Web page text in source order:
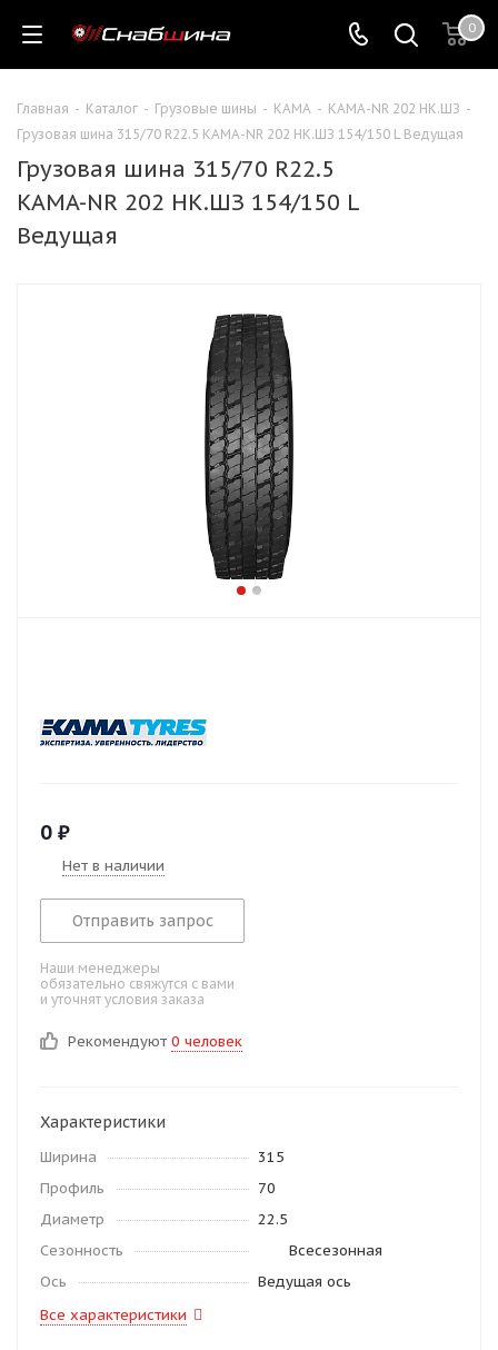
0
Главная - Каталог - Грузовые шины - КАМА - КАМА-NR 202 НК.ШЗ -
Грузовая шина 315/70 R22.5 KAMA-NR 202 НК.ШЗ 154/150 L Ведущая
Грузовая шина 315/70 R22.5
KAMA-NR 202 НК.ШЗ 154/150 L
Ведущая
0 ₽
Нет в наличии
Отправить запрос
Наши менеджеры
обязательно свяжутся с вами
и уточнят условия заказа
Рекомендуют 0 человек
Характеристики
Ширина
315
Профиль
70
Диаметр
22.5
Сезонность
Всесезонная
Ось
Ведущая ось
Все характеристики